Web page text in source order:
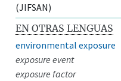
(JIFSAN)
EN OTRAS LENGUAS
environmental exposure
exposure event
exposure factor